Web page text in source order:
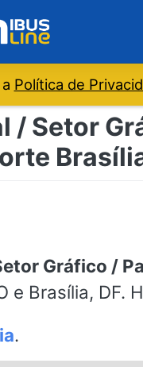
Política de
Setor
Gráfico /
e Brasília, DF.
.